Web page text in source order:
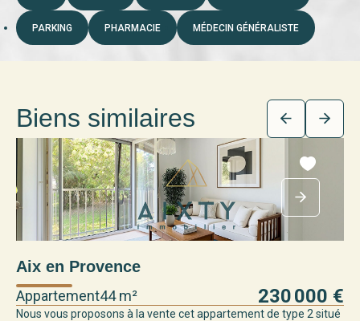
PARKING PHARMACIE MÉDECIN GÉNÉRALISTE
Biens similaires
Aix en Provence
Appartement44 m² 230 000 €
Nous vous proposons à la vente cet appartement de type 2 situé